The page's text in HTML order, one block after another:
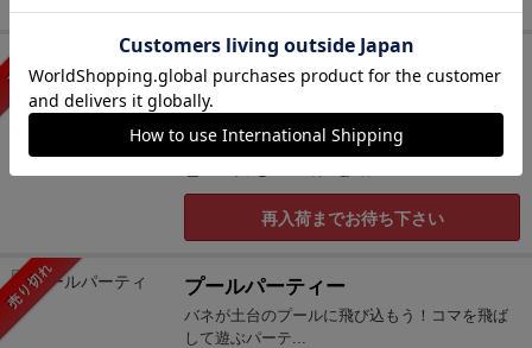
売り切れ タキビブロック
キャンプファイヤーをできるだけ高く、熱く燃
やそう!
1,980 （税込）
再入荷までお待ち下さい
売り切れ プールパーティー
バネが土台のプールに飛び込もう！コマを飛ば
して遊ぶパーテ...